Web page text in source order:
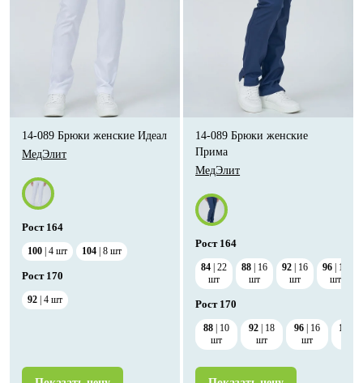
14-089 Брюки женские Идеал
МедЭлит
Рост164
100 4 шт 104 8 шт
Рост170
92 4 шт
14-089 Брюки женские
Прима
МедЭлит
Рост164
84 22
шт
88
16
шт
92
16
шт
96
13
шт
Рост170
88
10
шт
92
18
шт
96
16
шт
100